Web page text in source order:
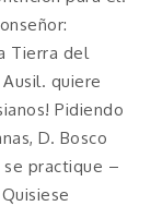
Tierra del
quiere
Pidiendo
D. Bosco
se practique –